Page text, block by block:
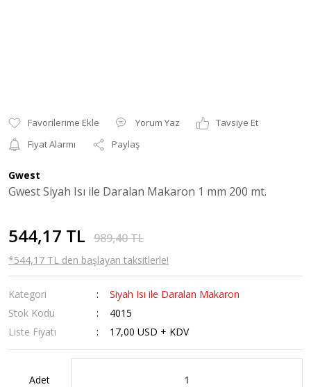
Yorum Yaz
Tavsiye Et
Fiyat Alarmı
Paylaş
Gwest
Gwest Siyah Isı ile Daralan Makaron 1 mm 200 mt.
544,17 TL 989,40 TL
*544,17 TL den başlayan taksitlerle!
Kategori
Siyah Isı ile Daralan Makaron
Stok Kodu
4015
Liste Fiyatı
17,00 USD + KDV
Adet